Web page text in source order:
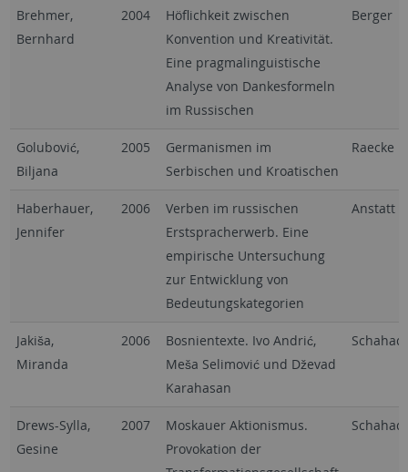
Brehmer,
Bernhard
2004
Höflichkeit zwischen
Konvention und Kreativität.
Eine pragmalinguistische
Analyse von Dankesformeln
im Russischen
Berger
Golubović,
Biljana
2005
Germanismen im
Serbischen und Kroatischen
Raecke
Haberhauer,
Jennifer
2006
Verben im russischen
Erstspracherwerb. Eine
empirische Untersuchung
zur Entwicklung von
Bedeutungskategorien
Anstatt
Jakiša,
Miranda
2006
Bosnientexte. Ivo Andrić,
Meša Selimović und Dževad
Karahasan
Drews-Sylla,
Gesine
2007
Moskauer Aktionismus.
Provokation der